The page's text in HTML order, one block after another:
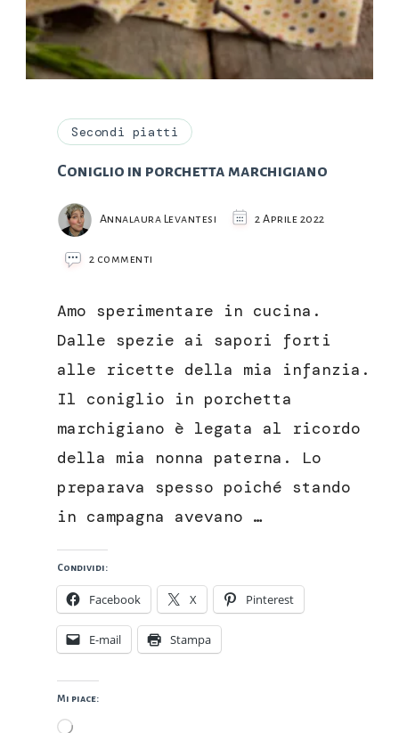
Secondi piatti
Coniglio in porchetta marchigiano
Annalaura Levantesi 2 Aprile 2022
2 commenti
porchetta
marchigiano
Amo sperimentare in cucina.
Dalle spezie ai sapori forti
alle ricette della mia infanzia.
Il coniglio in porchetta
marchigiano è legata al ricordo
della mia nonna paterna. Lo
preparava spesso poiché stando
in campagna avevano …
Condividi:
Facebook X Pinterest
E-mail Stampa
Mi piace:
Caricamento